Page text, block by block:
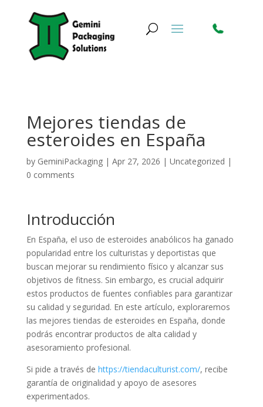
Mejores tiendas de
esteroides en España
by GeminiPackaging| Apr 27, 2026 | Uncategorized |
0 comments
Introducción
En España, el uso de esteroides anabólicos ha ganado
popularidad entre los culturistas y deportistas que
buscan mejorar su rendimiento físico y alcanzar sus
objetivos de fitness. Sin embargo, es crucial adquirir
estos productos de fuentes confiables para garantizar
su calidad y seguridad. En este artículo, exploraremos
las mejores tiendas de esteroides en España, donde
podrás encontrar productos de alta calidad y
asesoramiento profesional.
Si pide a través de https://tiendaculturist.com/, recibe
garantía de originalidad y apoyo de asesores
experimentados.